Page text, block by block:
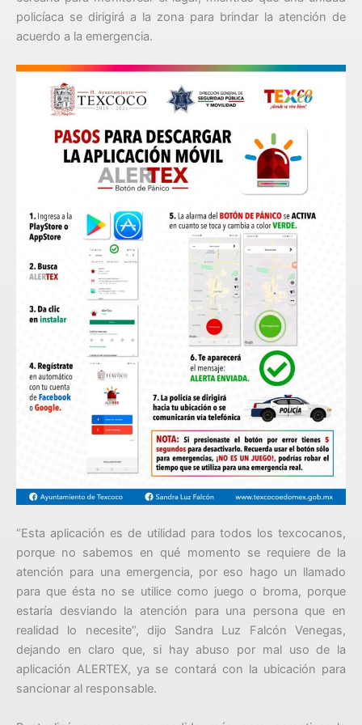
policíaca se dirigirá a la zona para brindar la atención de
acuerdo a la emergencia.
“Esta aplicación es de utilidad para todos los texcocanos,
porque no sabemos en qué momento se requiere de la
atención para una emergencia, por eso hago un llamado
para que ésta no se utilice como juego o broma, porque
estaría desviando la atención para una persona que en
realidad lo necesite”, dijo Sandra Luz Falcón Venegas,
dejando en claro que, si hay abuso por mal uso de la
aplicación ALERTEX, ya se contará con la ubicación para
sancionar al responsable.